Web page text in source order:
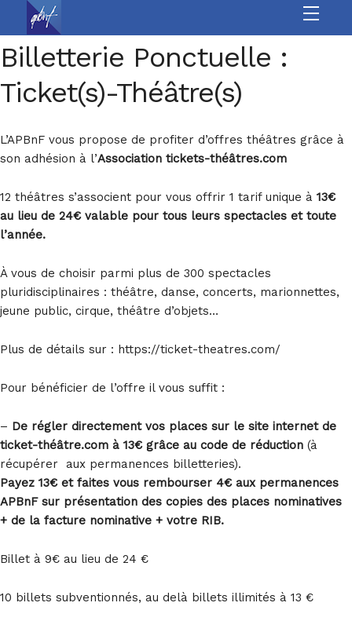
Les autres sites
Culture
Sports
Loisirs
Jeunesse &
Vie Associative
Billetterie Ponctuelle :
Ticket(s)-Théâtre(s)
L’APBnF vous propose de profiter d’offres théâtres grâce à
son adhésion à l’Association tickets-théâtres.com
12 théâtres s’associent pour vous offrir 1 tarif unique à 13€
au lieu de 24€ valable pour tous leurs spectacles et toute
l’année.
À vous de choisir parmi plus de 300 spectacles
pluridisciplinaires : théâtre, danse, concerts, marionnettes,
jeune public, cirque, théâtre d’objets…
Plus de détails sur : https://ticket-theatres.com/
Pour bénéficier de l’offre il vous suffit :
– De régler directement vos places sur le site internet de
ticket-théâtre.com à 13€ grâce au code de réduction (à
récupérer aux permanences billetteries).
Payez 13€ et faites vous rembourser 4€ aux permanences
APBnFsur présentation des copies des places nominatives
+ de la facture nominative + votre RIB.
Billet à 9€ au lieu de 24 €
10 billets subventionnés, au delà billets illimités à 13 €